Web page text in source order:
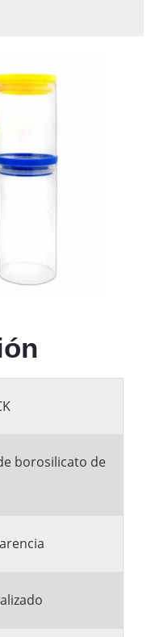
borosilicato de